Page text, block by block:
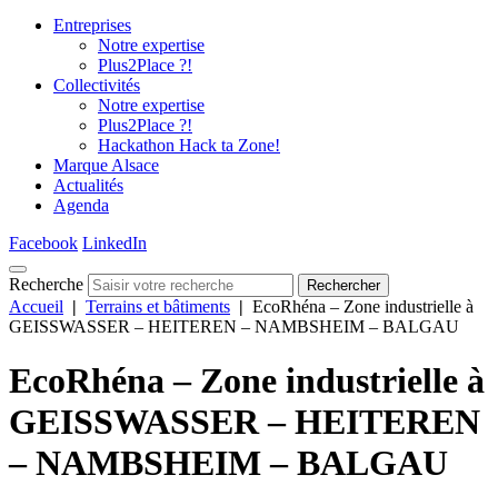
Entreprises
Notre expertise
Plus2Place ?!
Collectivités
Notre expertise
Plus2Place ?!
Hackathon Hack ta Zone!
Marque Alsace
Actualités
Agenda
Facebook LinkedIn
Recherche Rechercher
Accueil | Terrains et bâtiments | EcoRhéna – Zone industrielle à
GEISSWASSER – HEITEREN – NAMBSHEIM – BALGAU
EcoRhéna – Zone industrielle à
GEISSWASSER – HEITEREN
– NAMBSHEIM – BALGAU